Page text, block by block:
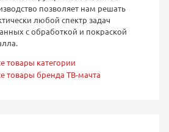
позволяет нам решать
любой спектр задач
с обработкой и покраской
товары категории
товары бренда ТВ-мачта